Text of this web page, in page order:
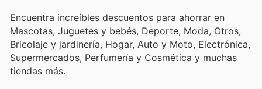
Encuentra increíbles descuentos para ahorrar en
Mascotas, Juguetes y bebés, Deporte, Moda, Otros,
Bricolaje y jardinería, Hogar, Auto y Moto, Electrónica,
Supermercados, Perfumería y Cosmética y muchas
tiendas más.